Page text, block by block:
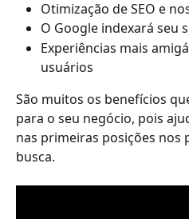
Otimização de SEO e
O Google indexará seu
Experiências mais
usuários
São muitos os benefícios
para o seu negócio, pois
nas primeiras posições nos
busca.